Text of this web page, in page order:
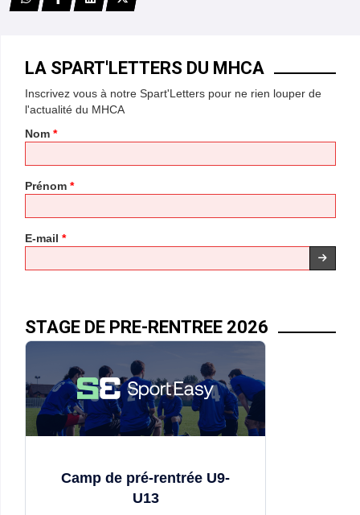
LA SPART'LETTERS DU MHCA
Inscrivez vous à notre Spart'Letters pour ne rien louper de
l'actualité du MHCA
Nom *
Prénom *
E-mail *
STAGE DE PRE-RENTREE 2026
Camp de pré-rentrée U9-
U13